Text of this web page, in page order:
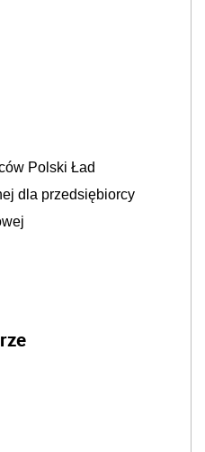
Polski Ład
dla przedsiębiorcy